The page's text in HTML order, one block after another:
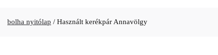
bolha nyitólap / Használt kerékpár Annavölgy